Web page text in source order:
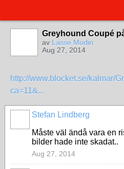
Greyhound Coupé
av Lasse Modin
Aug 27, 2014
http://www.blocket.se/kalmar/
ca=11&...
Stefan Lindberg
Måste väl ändå vara en
bilder hade inte skadat..
Aug 27, 2014